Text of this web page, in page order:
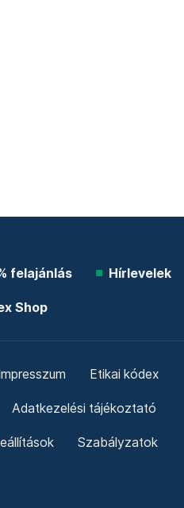
felajánlás Hírlevelek
Shop
Etikai kódex
Adatkezelési tájékoztató
Szabályzatok